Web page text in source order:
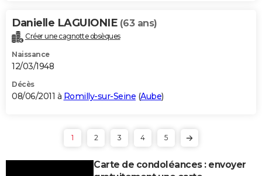
Danielle LAGUIONIE (63 ans)
Créer une cagnotte obsèques
Naissance
12/03/1948
Décès
08/06/2011 à Romilly-sur-Seine (Aube)
1 2 3 4 5
Carte de condoléances : envoyer